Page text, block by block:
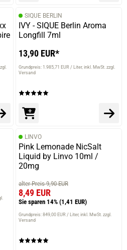
SIQUE BERLIN
IVY - SIQUE Berlin Aroma
Longfill 7ml
13,90 EUR*
Grundpreis: 1.985,71 EUR / Liter inkl. MwSt. zzgl.
Versand
LINVO
Pink Lemonade NicSalt
Liquid by Linvo 10ml /
20mg
alter Preis 9,90 EUR
8,49 EUR
Sie sparen 14% (1,41 EUR)
Grundpreis: 849,00 EUR / Liter inkl. MwSt. zzgl.
Versand